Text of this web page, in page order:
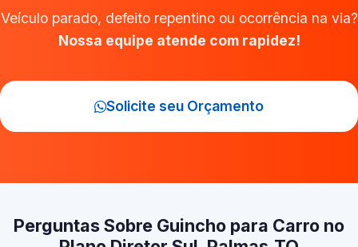
Veículo parado, defeito repentino ou ocorrência na via?
Nossa equipe atende com rapidez!
Solicite seu Orçamento
Perguntas Sobre Guincho para Carro no